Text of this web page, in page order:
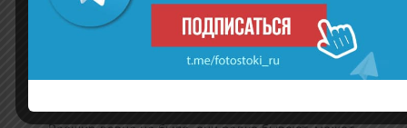
настройках расширы включены…